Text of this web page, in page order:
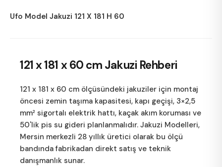
Ufo Model Jakuzi 121 X 181 H 60
121 x 181 x 60 cm Jakuzi Rehberi
121 x 181 x 60 cm ölçüsündeki jakuziler için montaj
öncesi zemin taşıma kapasitesi, kapı geçişi, 3×2,5
mm² sigortalı elektrik hattı, kaçak akım koruması ve
50'lik pis su gideri planlanmalıdır. Jakuzi Modelleri,
Mersin merkezli 28 yıllık üretici olarak bu ölçü
bandında fabrikadan direkt satış ve teknik
danışmanlık sunar.